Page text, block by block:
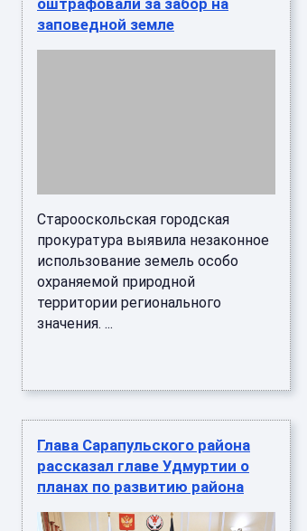
оштрафовали за забор на
заповедной земле
Старооскольская городская
прокуратура выявила незаконное
использование земель особо
охраняемой природной
территории регионального
значения. ...
Глава Сарапульского района
рассказал главе Удмуртии о
планах по развитию района